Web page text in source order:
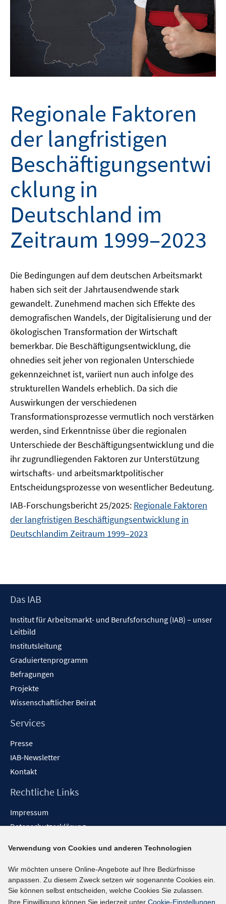
Regionale Faktoren
der langfristigen
Beschäftigungsentwi
cklung in
Deutschland im
Zeitraum 1999–2023
Die Bedingungen auf dem deutschen Arbeitsmarkt
haben sich seit der Jahrtausendwende stark
gewandelt. Zunehmend machen sich Effekte des
demografischen Wandels, der Digitalisierung und der
ökologischen Transformation der Wirtschaft
bemerkbar. Die Beschäftigungsentwicklung, die
ohnedies seit jeher von regionalen Unterschiede
gekennzeichnet ist, variiert nun auch infolge des
strukturellen Wandels erheblich. Da sich die
Auswirkungen der verschiedenen
Transformationsprozesse vermutlich noch verstärken
werden, sind Erkenntnisse über die regionalen
Unterschiede der Beschäftigungsentwicklung und die
ihr zugrundliegenden Faktoren zur Unterstützung
wirtschafts- und arbeitsmarktpolitischer
Entscheidungsprozesse von wesentlicher Bedeutung.
IAB-Forschungsbericht 25/2025: Regionale Faktoren
der langfristigen Beschäftigungsentwicklung in
Deutschlandim Zeitraum 1999–2023
Footer
Das IAB
Institut für Arbeitsmarkt- und Berufsforschung (IAB) – unser
Leitbild
Institutsleitung
Graduiertenprogramm
Befragungen
Projekte
Wissenschaftlicher Beirat
Services
Presse
IAB-Newsletter
Kontakt
Rechtliche Links
Impressum
Datenschutzerklärung
Barrieren melden
Social-Media-Kanäle
BlueSky
Verwendung von Cookies und anderen Technologien
Wir möchten unsere Online-Angebote auf Ihre Bedürfnisse
anpassen. Zu diesem Zweck setzen wir sogenannte Cookies ein.
Sie können selbst entscheiden, welche Cookies Sie zulassen.
Ihre Einwilligung können Sie jederzeit unter Cookie-Einstellungen